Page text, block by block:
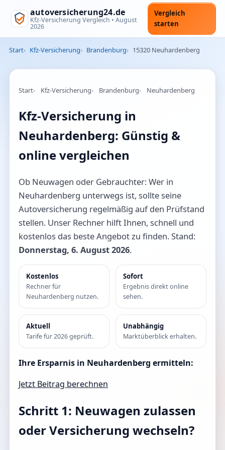
autoversicherung24.de
Kfz-Versicherung Vergleich • August
2026
Vergleich
starten
Start Kfz-Versicherung Brandenburg 15320 Neuhardenberg
Start Kfz-Versicherung Brandenburg Neuhardenberg
Kfz-Versicherung in
Neuhardenberg: Günstig &
online vergleichen
Ob Neuwagen oder Gebrauchter: Wer in
Neuhardenberg unterwegs ist, sollte seine
Autoversicherung regelmäßig auf den Prüfstand
stellen. Unser Rechner hilft Ihnen, schnell und
kostenlos das beste Angebot zu finden. Stand:
Donnerstag, 6. August 2026.
Kostenlos
Rechner für
Neuhardenberg nutzen.
Sofort
Ergebnis direkt online
sehen.
Aktuell
Tarife für 2026 geprüft.
Unabhängig
Marktüberblick erhalten.
Ihre Ersparnis in Neuhardenberg ermitteln:
Jetzt Beitrag berechnen
Schritt 1: Neuwagen zulassen
oder Versicherung wechseln?